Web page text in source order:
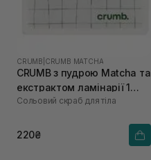
CRUMB CRUMB MATCHA
CRUMB з пудрою Matcha та
екстрактом ламінарії 1
саше х 60 г
Сольовий скраб для тіла
220₴